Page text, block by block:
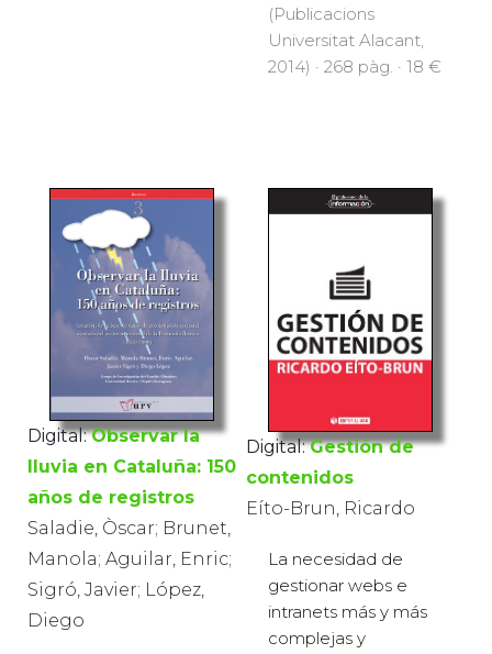
(Publicacions
Universitat Alacant,
2014) · 268 pàg. · 18 €
Digital: Observar la
lluvia en Cataluña: 150
años de registros
Saladie, Òscar; Brunet,
Manola; Aguilar, Enric;
Sigró, Javier; López,
Diego
Digital: Gestión de
contenidos
Eíto-Brun, Ricardo
La necesidad de
gestionar webs e
intranets más y más
complejas y